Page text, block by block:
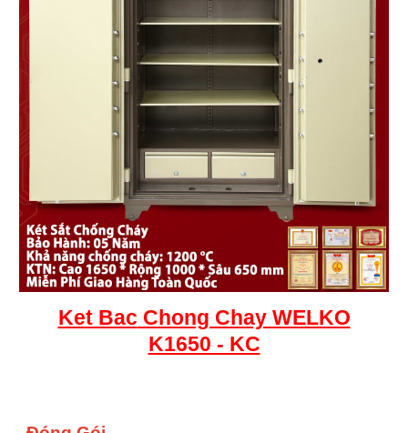
Ket Bac Chong Chay WELKO
K1650 - KC